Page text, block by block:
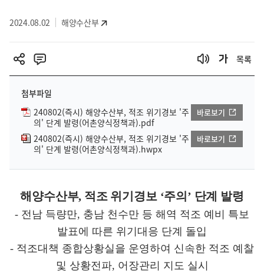
2024.08.02 해양수산부
목록
첨부파일
240802(즉시) 해양수산부, 적조 위기경보 '주
의' 단계 발령(어촌양식정책과).pdf
바로보기
240802(즉시) 해양수산부, 적조 위기경보 '주
의' 단계 발령(어촌양식정책과).hwpx
바로보기
해양수산부, 적조 위기경보 ‘주의’ 단계 발령
- 전남 득량만, 충남 천수만 등 해역 적조 예비 특보
발표에 따른 위기대응 단계 돌입
- 적조대책 종합상황실을 운영하여 신속한 적조 예찰
및 상황전파, 어장관리 지도 실시